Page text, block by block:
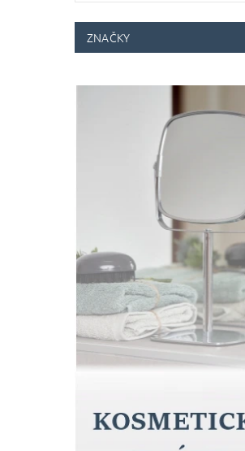
ZNAČKY